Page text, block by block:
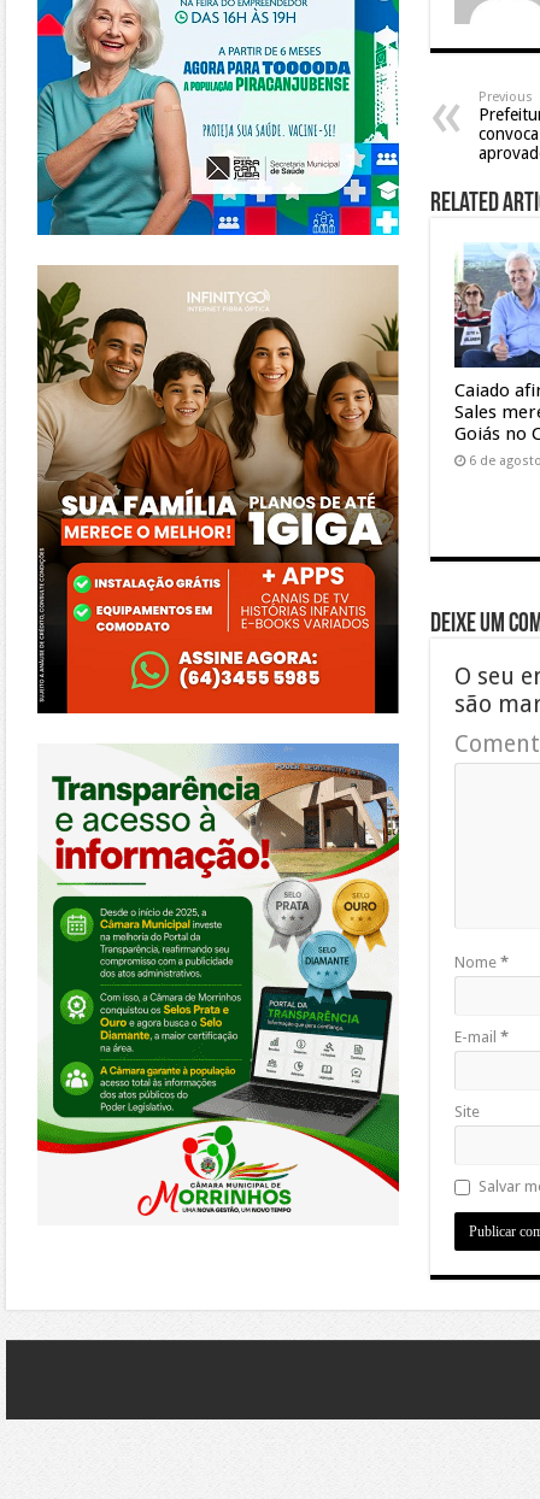
Previous
Related
Caiado
Sales
Goiás no
6 de
Deixe um
O seu
são
Nome *
E-mail *
Site
Salvar
https://www.infinitygo.com.br/
https://morrinhos.go.leg.br/